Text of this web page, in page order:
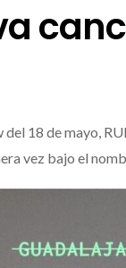
del 18 de mayo,
vez bajo el